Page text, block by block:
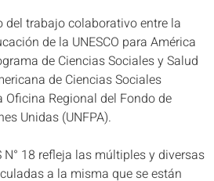
del trabajo colaborativo entre la
de la UNESCO para América
de Ciencias Sociales y Salud
de Ciencias Sociales
Oficina Regional del Fondo de
Unidas (UNFPA).
N° 18 refleja las múltiples y diversas
a la misma que se están